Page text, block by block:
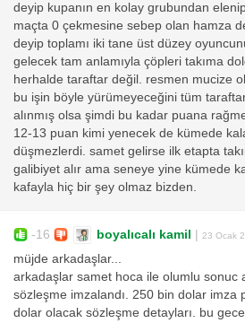
deyip kupanın en kolay grubundan
maçta 0 çekmesine sebep olan hamza
deyip toplamı iki tane üst düzey
gelecek tam anlamıyla çöpleri takıma
herhalde taraftar değil. resmen mucize
bu işin böyle yürümeyeceğini tüm
alınmış olsa şimdi bu kadar puana
12-13 puan kimi yenecek de kümede
düşmezlerdi. samet gelirse ilk etapta
galibiyet alır ama seneye yine kümede
kafayla hiç bir şey olmaz bizden.
-16 boyalıcalı kamil 23 Ocak
müjde arkadaşlar...
arkadaşlar samet hoca ile olumlu sonuc
sözleşme imzalandı. 250 bin dolar imza
dolar olacak sözleşme detayları. bu gece